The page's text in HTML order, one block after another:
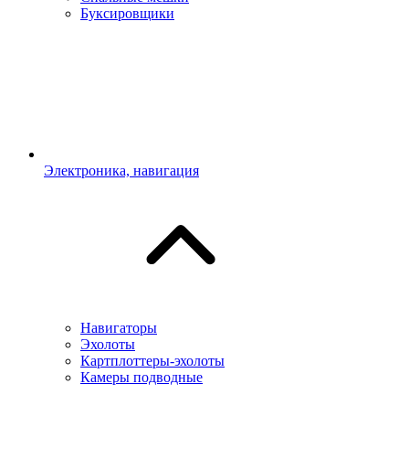
Буксировщики
Электроника, навигация
Навигаторы
Эхолоты
Картплоттеры-эхолоты
Камеры подводные